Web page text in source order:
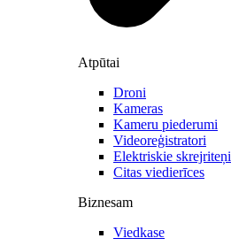
Atpūtai
Droni
Kameras
Kameru piederumi
Videoreģistratori
Elektriskie skrejriteņi
Citas viedierīces
Biznesam
Viedkase